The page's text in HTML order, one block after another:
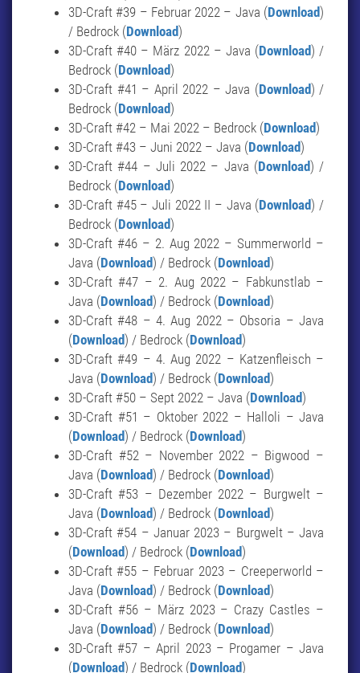
3D-Craft #39 – Februar 2022 – Java (Download)
/ Bedrock (Download)
3D-Craft #40 – März 2022 – Java (Download) /
Bedrock (Download)
3D-Craft #41 – April 2022 – Java (Download) /
Bedrock (Download)
3D-Craft #42 – Mai 2022 – Bedrock (Download)
3D-Craft #43 – Juni 2022 – Java (Download)
3D-Craft #44 – Juli 2022 – Java (Download) /
Bedrock (Download)
3D-Craft #45 – Juli 2022 II – Java (Download) /
Bedrock (Download)
3D-Craft #46 – 2. Aug 2022 – Summerworld –
Java (Download) / Bedrock (Download)
3D-Craft #47 – 2. Aug 2022 – Fabkunstlab –
Java (Download) / Bedrock (Download)
3D-Craft #48 – 4. Aug 2022 – Obsoria – Java
(Download) / Bedrock (Download)
3D-Craft #49 – 4. Aug 2022 – Katzenfleisch –
Java (Download) / Bedrock (Download)
3D-Craft #50 – Sept 2022 – Java (Download)
3D-Craft #51 – Oktober 2022 – Halloli – Java
(Download) / Bedrock (Download)
3D-Craft #52 – November 2022 – Bigwood –
Java (Download) / Bedrock (Download)
3D-Craft #53 – Dezember 2022 – Burgwelt –
Java (Download) / Bedrock (Download)
3D-Craft #54 – Januar 2023 – Burgwelt – Java
(Download) / Bedrock (Download)
3D-Craft #55 – Februar 2023 – Creeperworld –
Java (Download) / Bedrock (Download)
3D-Craft #56 – März 2023 – Crazy Castles –
Java (Download) / Bedrock (Download)
3D-Craft #57 – April 2023 – Progamer – Java
(Download) / Bedrock (Download)